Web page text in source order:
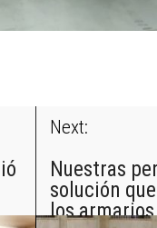
Next:
Nuestras
solución
los